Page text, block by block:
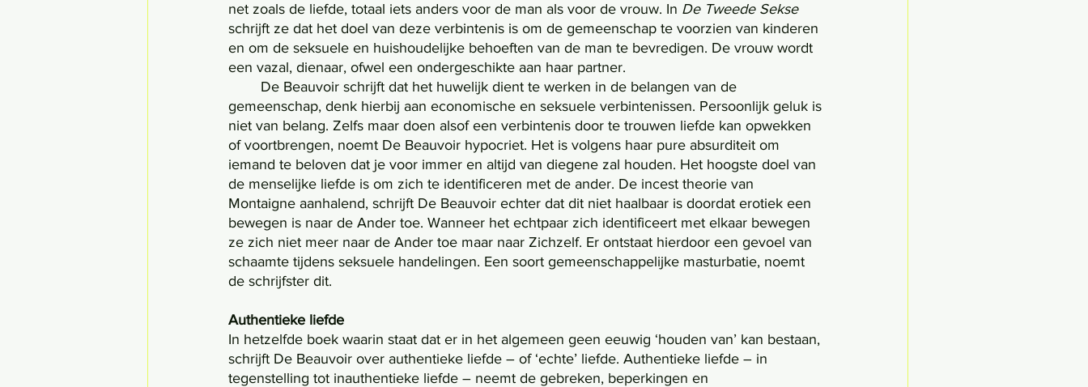
net zoals de liefde, totaal iets anders voor de man als voor de vrouw. In De Tweede Sekse
schrijft ze dat het doel van deze verbintenis is om de gemeenschap te voorzien van kinderen
en om de seksuele en huishoudelijke behoeften van de man te bevredigen. De vrouw wordt
een vazal, dienaar, ofwel een ondergeschikte aan haar partner.
gemeenschap, denk hierbij aan economische en seksuele verbintenissen. Persoonlijk geluk is
niet van belang. Zelfs maar doen alsof een verbintenis door te trouwen liefde kan opwekken
of voortbrengen, noemt De Beauvoir hypocriet. Het is volgens haar pure absurditeit om
iemand te beloven dat je voor immer en altijd van diegene zal houden. Het hoogste doel van
de menselijke liefde is om zich te identificeren met de ander. De incest theorie van
Montaigne aanhalend, schrijft De Beauvoir echter dat dit niet haalbaar is doordat erotiek een
bewegen is naar de Ander toe. Wanneer het echtpaar zich identificeert met elkaar bewegen
ze zich niet meer naar de Ander toe maar naar Zichzelf. Er ontstaat hierdoor een gevoel van
schaamte tijdens seksuele handelingen. Een soort gemeenschappelijke masturbatie, noemt
de schrijfster dit.
Authentieke liefde
In hetzelfde boek waarin staat dat er in het algemeen geen eeuwig ‘houden van’ kan bestaan,
schrijft De Beauvoir over authentieke liefde – of ‘echte’ liefde. Authentieke liefde – in
tegenstelling tot inauthentieke liefde – neemt de gebreken, beperkingen en